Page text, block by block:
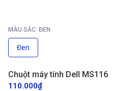
MÀU SẮC: ĐEN
Đen
Chuột máy tính Dell MS116
110.000₫